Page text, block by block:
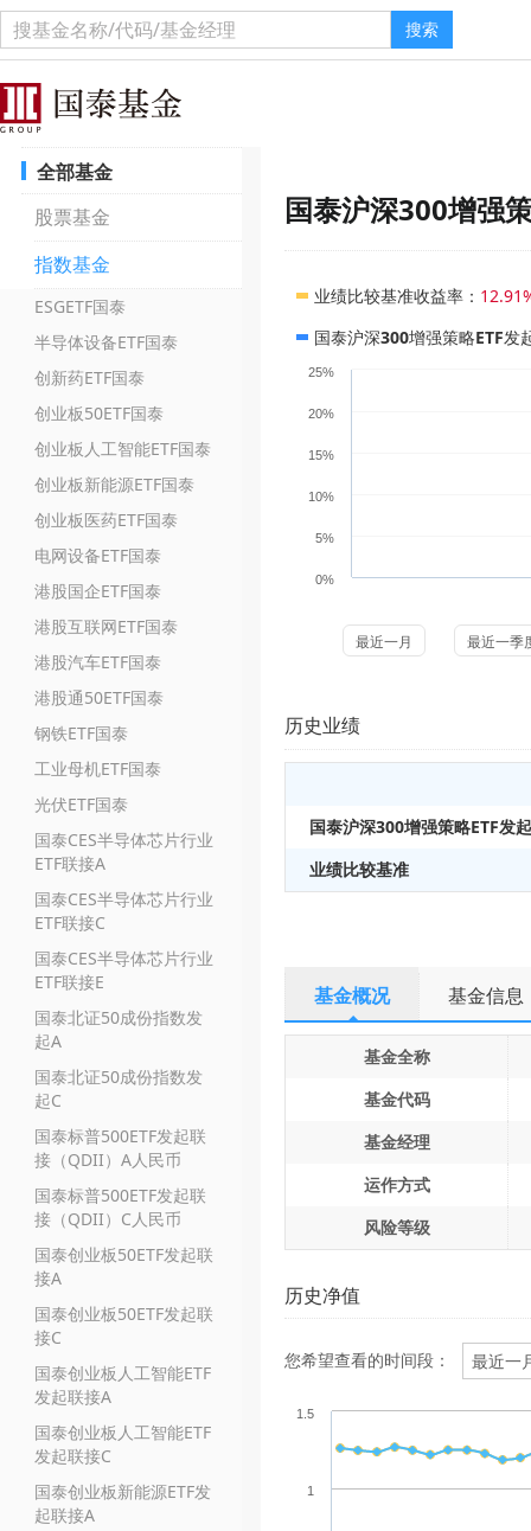
搜索
全部基金
股票基金
指数基金
ESGETF国泰
半导体设备ETF国泰
创新药ETF国泰
创业板50ETF国泰
创业板人工智能ETF国泰
创业板新能源ETF国泰
创业板医药ETF国泰
电网设备ETF国泰
港股国企ETF国泰
港股互联网ETF国泰
港股汽车ETF国泰
港股通50ETF国泰
钢铁ETF国泰
工业母机ETF国泰
光伏ETF国泰
国泰CES半导体芯片行业
ETF联接A
国泰CES半导体芯片行业
ETF联接C
国泰CES半导体芯片行业
ETF联接E
国泰北证50成份指数发
起A
国泰北证50成份指数发
起C
国泰标普500ETF发起联
接（QDII）A人民币
国泰标普500ETF发起联
接（QDII）C人民币
国泰创业板50ETF发起联
接A
国泰创业板50ETF发起联
接C
国泰创业板人工智能ETF
发起联接A
国泰创业板人工智能ETF
发起联接C
国泰创业板新能源ETF发
起联接A
国泰沪深300增强
业绩比较基准收益率 ：
国泰沪深300增强策略ETF发
0%
5%
10%
15%
20%
25%
最近一月 最近一季
历史业绩
国泰沪深300增强策略ETF发
业绩比较基准
基金概况 基金信息
基金全称
基金代码
基金经理
运作方式
风险等级
历史净值
您希望查看的时间段：
1
1.5